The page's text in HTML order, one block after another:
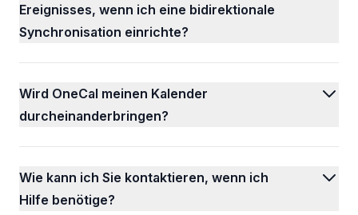
Ereignisses, wenn ich eine bidirektionale
Synchronisation einrichte?
Wird OneCal meinen Kalender
durcheinanderbringen?
Wie kann ich Sie kontaktieren, wenn ich
Hilfe benötige?